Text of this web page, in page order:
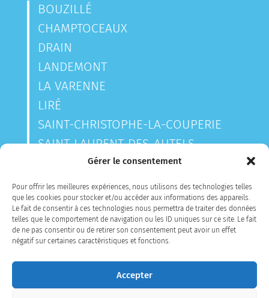
Gérer le consentement
Pour offrir les meilleures expériences, nous utilisons des technologies telles
que les cookies pour stocker et/ou accéder aux informations des appareils.
Le fait de consentir à ces technologies nous permettra de traiter des données
telles que le comportement de navigation ou les ID uniques sur ce site. Le fait
de ne pas consentir ou de retirer son consentement peut avoir un effet
négatif sur certaines caractéristiques et fonctions.
Accepter
BOUZILLÉ
CHAMPTOCEAUX
DRAIN
LANDEMONT
LA VARENNE
LIRÉ
SAINT-CHRISTOPHE-LA-COUPERIE
SAINT-LAURENT-DES-AUTELS
SAINT-SAUVEUR-DE-LANDEMONT
CONTACTEZ-NOUS